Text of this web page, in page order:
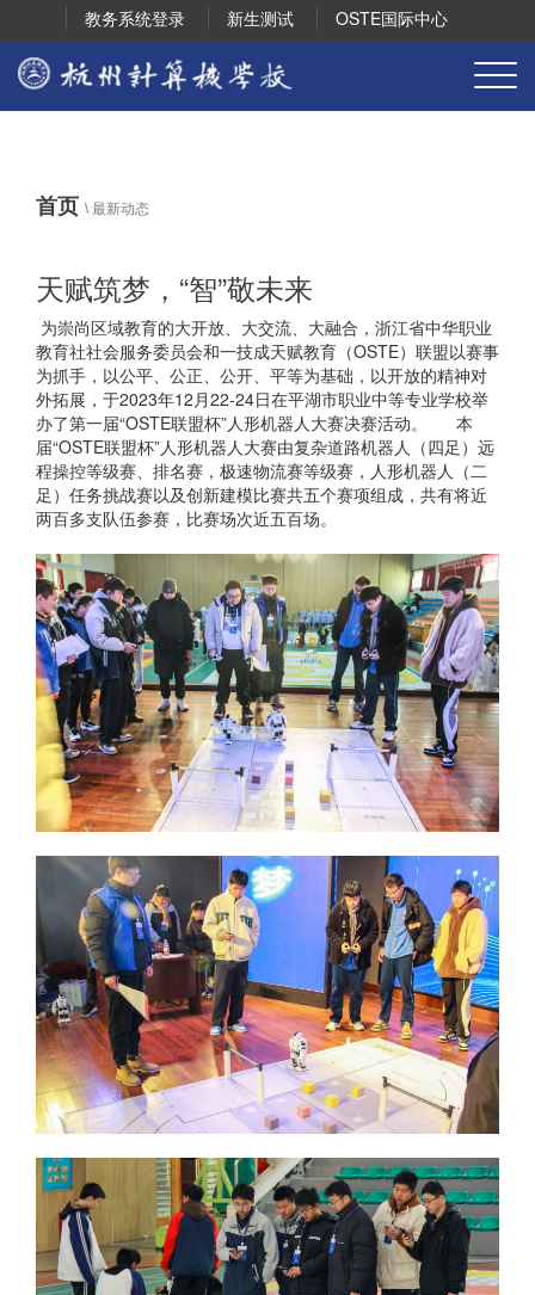
教务系统登录 新生测试 OSTE国际中心
首页 \最新动态
天赋筑梦，“智”敬未来
为崇尚区域教育的大开放、大交流、大融合，浙江省中华职业
教育社社会服务委员会和一技成天赋教育（OSTE）联盟以赛事
为抓手，以公平、公正、公开、平等为基础，以开放的精神对
外拓展，于2023年12月22-24日在平湖市职业中等专业学校举
办了第一届“OSTE联盟杯”人形机器人大赛决赛活动。 本
届“OSTE联盟杯”人形机器人大赛由复杂道路机器人（四足）远
程操控等级赛、排名赛，极速物流赛等级赛，人形机器人（二
足）任务挑战赛以及创新建模比赛共五个赛项组成，共有将近
两百多支队伍参赛，比赛场次近五百场。